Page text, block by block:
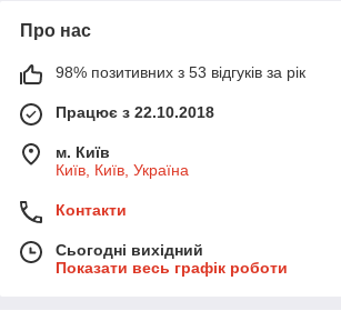
Про нас
98% позитивних з 53 відгуків за рік
Працює з 22.10.2018
м. Київ
Київ, Київ, Україна
Контакти
Сьогодні вихідний
Показати весь графік роботи